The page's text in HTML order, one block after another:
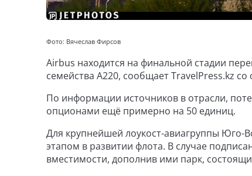
Фото: Вячеслав Фирсов
Airbus находится на финальной стадии
семейства A220, сообщает TravelPress.kz со
По информации источников в отрасли,
опционами ещё примерно на 50 единиц.
Для крупнейшей лоукост-авиагруппы Юго-
этапом в развитии флота. В случае
вместимости, дополнив ими парк,